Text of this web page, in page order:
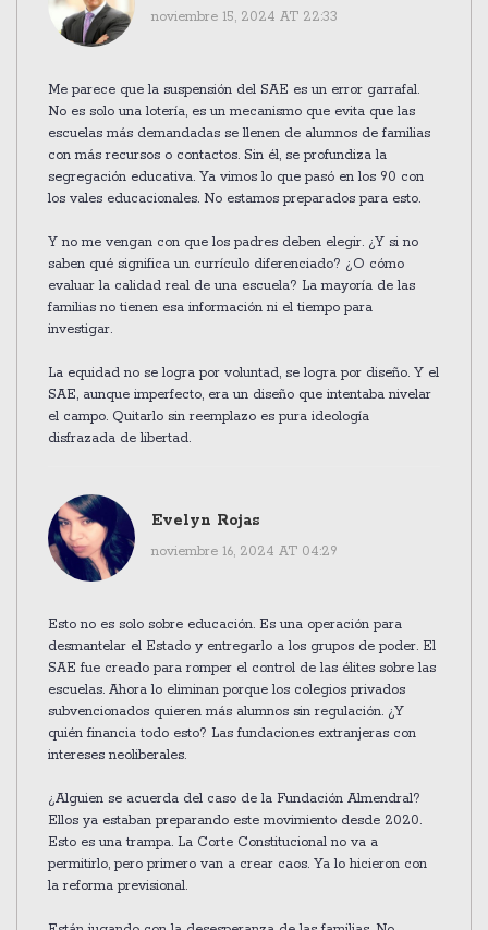
noviembre 15, 2024 AT 22:33
Me parece que la suspensión del SAE es un error garrafal.
No es solo una lotería, es un mecanismo que evita que las
escuelas más demandadas se llenen de alumnos de familias
con más recursos o contactos. Sin él, se profundiza la
segregación educativa. Ya vimos lo que pasó en los 90 con
los vales educacionales. No estamos preparados para esto.
Y no me vengan con que los padres deben elegir. ¿Y si no
saben qué significa un currículo diferenciado? ¿O cómo
evaluar la calidad real de una escuela? La mayoría de las
familias no tienen esa información ni el tiempo para
investigar.
La equidad no se logra por voluntad, se logra por diseño. Y el
SAE, aunque imperfecto, era un diseño que intentaba nivelar
el campo. Quitarlo sin reemplazo es pura ideología
disfrazada de libertad.
Evelyn Rojas
noviembre 16, 2024 AT 04:29
Esto no es solo sobre educación. Es una operación para
desmantelar el Estado y entregarlo a los grupos de poder. El
SAE fue creado para romper el control de las élites sobre las
escuelas. Ahora lo eliminan porque los colegios privados
subvencionados quieren más alumnos sin regulación. ¿Y
quién financia todo esto? Las fundaciones extranjeras con
intereses neoliberales.
¿Alguien se acuerda del caso de la Fundación Almendral?
Ellos ya estaban preparando este movimiento desde 2020.
Esto es una trampa. La Corte Constitucional no va a
permitirlo, pero primero van a crear caos. Ya lo hicieron con
la reforma previsional.